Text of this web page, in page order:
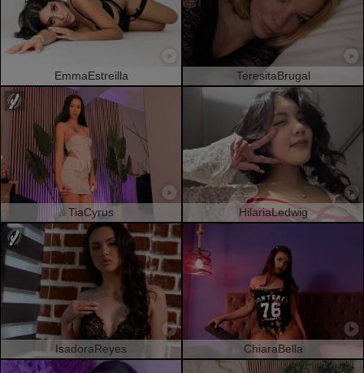
EmmaEstreilla TeresitaBrugal
TiaCyrus HilariaLedwig
IsadoraReyes ChiaraBella